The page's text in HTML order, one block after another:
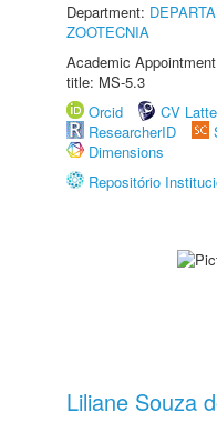
Department:
ZOOTECNIA
Academic
title: MS-5.3
Orcid
CV
ResearcherID
Dimensions
Repositório
Liliane Souza